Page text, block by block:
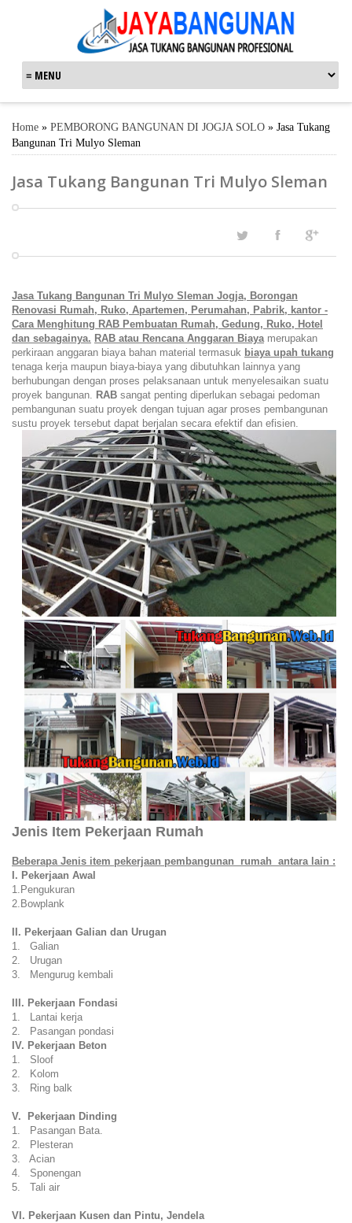
Home » PEMBORONG BANGUNAN DI JOGJA SOLO » Jasa Tukang
Bangunan Tri Mulyo Sleman
Jasa Tukang Bangunan Tri Mulyo Sleman
Jasa Tukang Bangunan Tri Mulyo Sleman Jogja, Borongan
Renovasi Rumah, Ruko, Apartemen, Perumahan, Pabrik, kantor -
Cara Menghitung RAB Pembuatan Rumah, Gedung, Ruko, Hotel
dan sebagainya. RAB atau Rencana Anggaran Biayamerupakan
perkiraan anggaran biaya bahan material termasuk biaya upah tukang
tenaga kerja maupun biaya-biaya yang dibutuhkan lainnya yang
berhubungan dengan proses pelaksanaan untuk menyelesaikan suatu
proyek bangunan. RAB sangat penting diperlukan sebagai pedoman
pembangunan suatu proyek dengan tujuan agar proses pembangunan
sustu proyek tersebut dapat berjalan secara efektif dan efisien.
Jenis Item Pekerjaan Rumah
Beberapa Jenis item pekerjaan pembangunan rumah antara lain :
I. Pekerjaan Awal
1.Pengukuran
2.Bowplank
II. Pekerjaan Galian dan Urugan
1. Galian
2. Urugan
3. Mengurug kembali
III. Pekerjaan Fondasi
1. Lantai kerja
2. Pasangan pondasi
IV. Pekerjaan Beton
1. Sloof
2. Kolom
3. Ring balk
V. Pekerjaan Dinding
1. Pasangan Bata.
2. Plesteran
3. Acian
4. Sponengan
5. Tali air
VI. Pekerjaan Kusen dan Pintu, Jendela